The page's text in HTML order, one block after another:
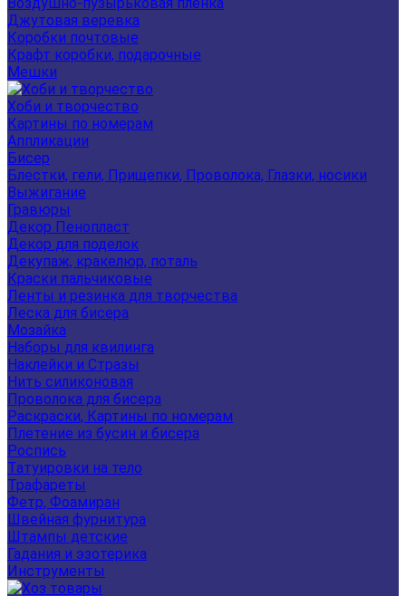
Джутовая веревка
Коробки почтовые
Крафт коробки, подарочные
Мешки
Хоби и творчество
Картины по номерам
Аппликации
Бисер
Блестки, гели, Прищепки, Проволока, Глазки, носики
Выжигание
Гравюры
Декор Пенопласт
Декор для поделок
Декупаж, кракелюр, поталь
Краски пальчиковые
Ленты и резинка для творчества
Леска для бисера
Мозайка
Наборы для квилинга
Наклейки и Стразы
Нить силиконовая
Проволока для бисера
Раскраски, Картины по номерам
Плетение из бусин и бисера
Роспись
Татуировки на тело
Трафареты
Фетр, Фоамиран
Швейная фурнитура
Штампы детские
Гадания и эзотерика
Инструменты